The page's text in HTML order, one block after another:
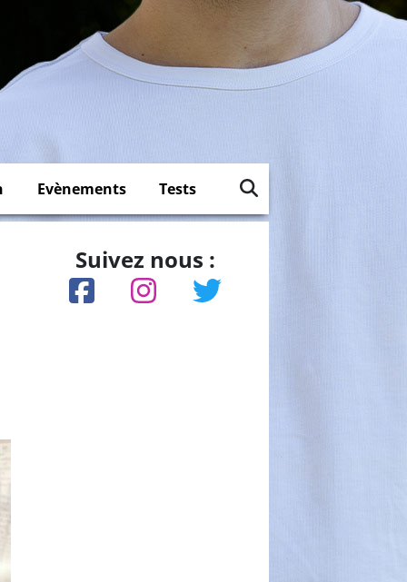
Evènements Tests
Suivez nous :